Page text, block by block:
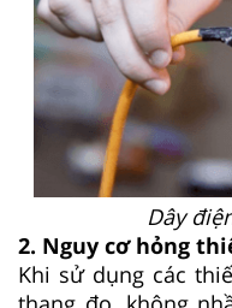
Dây
2. Nguy cơ hỏng
Khi sử dụng các